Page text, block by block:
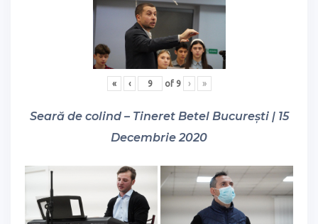
« ‹ of 9 › »
Seară de colind – Tineret Betel București | 15
Decembrie 2020